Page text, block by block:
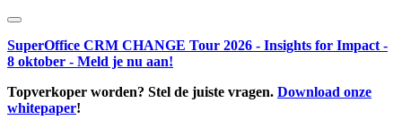
SuperOffice CRM CHANGE Tour 2026 - Insights for Impact -
8 oktober - Meld je nu aan!
Topverkoper worden? Stel de juiste vragen. Download onze
whitepaper!